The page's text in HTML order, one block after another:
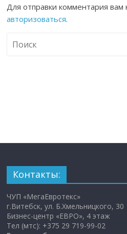
Для отправки комментария
авторизоваться.
Контакты:
ЧУП «МегаЕвротекс»
г.Витебск, ул. Б.Хмельницкого, 30
Бизнес-центр «ЕВРО», 4 этаж
Тел (мтс): +375 29 719-99-02